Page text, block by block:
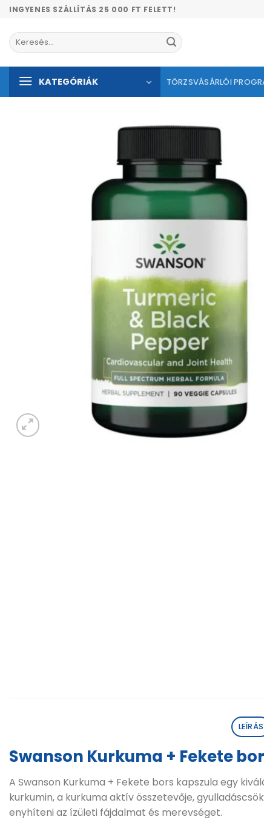
Skip
content
INGYENES SZÁLLÍTÁS 25 000 FT FELETT!
Keresés
a
KATEGÓRIÁK TÖRZSVÁSÁRLÓI
LEÍRÁS
Swanson Kurkuma + Fekete
A Swanson Kurkuma + Fekete bors kapszula egy
kurkumin, a kurkuma aktív összetevője,
enyhíteni az ízületi fájdalmat és merevséget.